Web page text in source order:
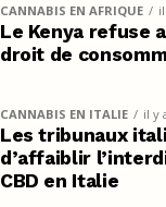
CANNABIS EN AFRIQUE
Le Kenya refuse
droit de
CANNABIS EN ITALIE il y
Les tribunaux
d’affaiblir
CBD en Italie